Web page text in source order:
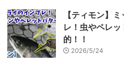
【ティモン】
レ！虫やペレ
的！！
2026/5/24